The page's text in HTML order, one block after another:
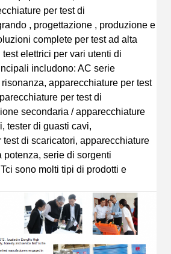
per test di
, progettazione , produzione e
complete per test ad alta
elettrici per vari utenti di
includono: AC serie
apparecchiature per test
per test di
secondaria / apparecchiature
tester di guasti cavi,
di scaricatori, apparecchiature
serie di sorgenti
Tci sono molti tipi di prodotti e